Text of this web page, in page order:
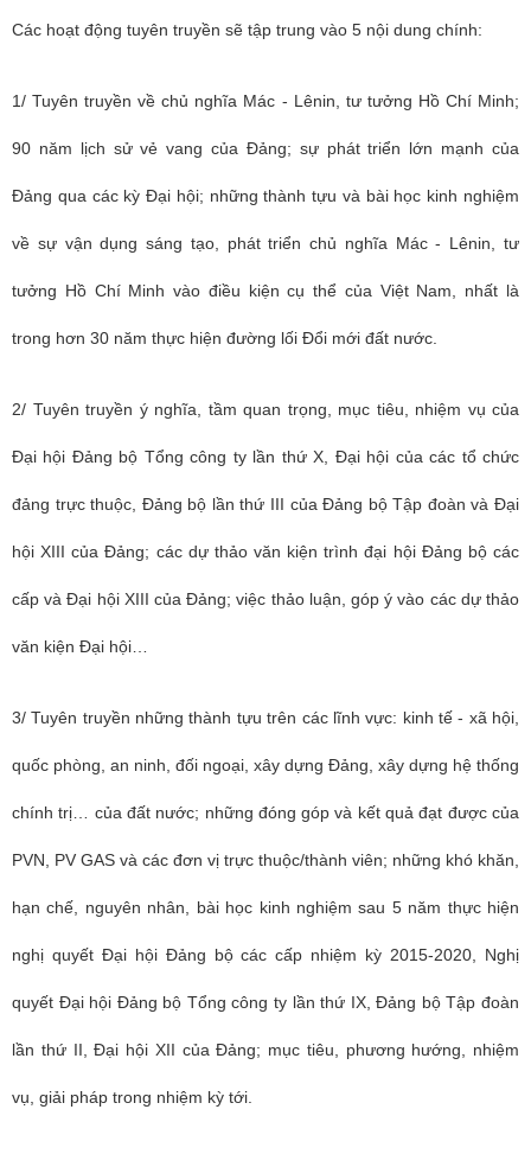
Các hoạt động tuyên truyền sẽ tập trung vào 5 nội dung chính:
1/ Tuyên truyền về chủ nghĩa Mác - Lênin, tư tưởng Hồ Chí Minh;
90 năm lịch sử vẻ vang của Đảng; sự phát triển lớn mạnh của
Đảng qua các kỳ Đại hội; những thành tựu và bài học kinh nghiệm
về sự vận dụng sáng tạo, phát triển chủ nghĩa Mác - Lênin, tư
tưởng Hồ Chí Minh vào điều kiện cụ thể của Việt Nam, nhất là
trong hơn 30 năm thực hiện đường lối Đổi mới đất nước.
2/ Tuyên truyền ý nghĩa, tầm quan trọng, mục tiêu, nhiệm vụ của
Đại hội Đảng bộ Tổng công ty lần thứ X, Đại hội của các tổ chức
đảng trực thuộc, Đảng bộ lần thứ III của Đảng bộ Tập đoàn và Đại
hội XIII của Đảng; các dự thảo văn kiện trình đại hội Đảng bộ các
cấp và Đại hội XIII của Đảng; việc thảo luận, góp ý vào các dự thảo
văn kiện Đại hội…
3/ Tuyên truyền những thành tựu trên các lĩnh vực: kinh tế - xã hội,
quốc phòng, an ninh, đối ngoại, xây dựng Đảng, xây dựng hệ thống
chính trị… của đất nước; những đóng góp và kết quả đạt được của
PVN, PV GAS và các đơn vị trực thuộc/thành viên; những khó khăn,
hạn chế, nguyên nhân, bài học kinh nghiệm sau 5 năm thực hiện
nghị quyết Đại hội Đảng bộ các cấp nhiệm kỳ 2015-2020, Nghị
quyết Đại hội Đảng bộ Tổng công ty lần thứ IX, Đảng bộ Tập đoàn
lần thứ II, Đại hội XII của Đảng; mục tiêu, phương hướng, nhiệm
vụ, giải pháp trong nhiệm kỳ tới.